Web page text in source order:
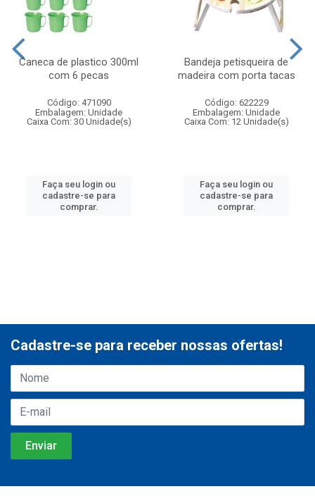
Caneca de plastico 300ml
com 6 pecas
Código: 471090
Embalagem: Unidade
Caixa Com: 30 Unidade(s)
Faça seu login ou
cadastre-se para
comprar.
Bandeja petisqueira de
madeira com porta tacas
Código: 622229
Embalagem: Unidade
Caixa Com: 12 Unidade(s)
Faça seu login ou
cadastre-se para
comprar.
Cadastre-se para receber nossas ofertas!